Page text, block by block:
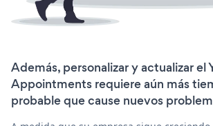
Además, personalizar y actualizar el
Appointments requiere aún más
probable que cause nuevos